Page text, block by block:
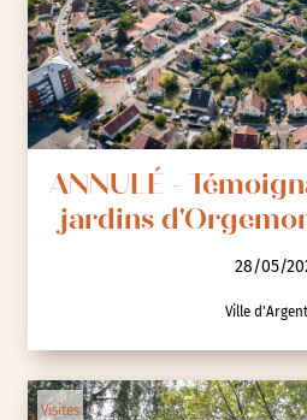
ANNULÉ -
jardins
28/05/
Ville
Visites